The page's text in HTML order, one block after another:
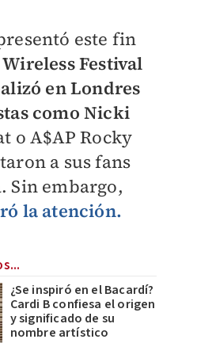
este fin
Wireless Festival
en Londres
como Nicki
o A$AP Rocky
a sus fans
Sin embargo,
la atención.
¿Se inspiró en el Bacardí?
Cardi B confiesa el origen
y significado de su
nombre artístico